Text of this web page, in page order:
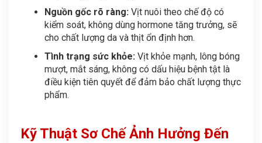
Nguồn gốc rõ ràng:Vịt nuôi theo chế độ có
kiểm soát, không dùng hormone tăng trưởng, sẽ
cho chất lượng da và thịt ổn định hơn.
Tình trạng sức khỏe:Vịt khỏe mạnh, lông bóng
mượt, mắt sáng, không có dấu hiệu bệnh tật là
điều kiện tiên quyết để đảm bảo chất lượng thực
phẩm.
Kỹ Thuật Sơ Chế Ảnh Hưởng Đến